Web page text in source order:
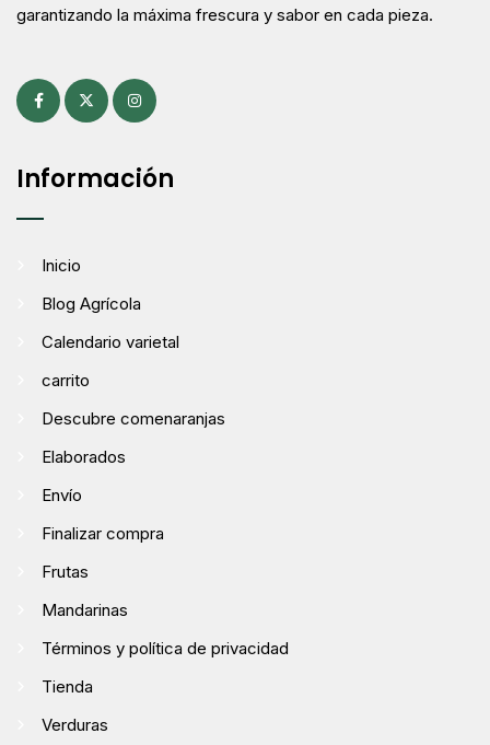
garantizando la máxima frescura y sabor en cada pieza.
Información
Inicio
Blog Agrícola
Calendario varietal
carrito
Descubre comenaranjas
Elaborados
Envío
Finalizar compra
Frutas
Mandarinas
Términos y política de privacidad
Tienda
Verduras